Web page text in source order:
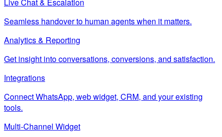
Live Chat & Escalation
Seamless handover to human agents when it matters.
Analytics & Reporting
Get insight into conversations, conversions, and satisfaction.
Integrations
Connect WhatsApp, web widget, CRM, and your existing
tools.
Multi-Channel Widget